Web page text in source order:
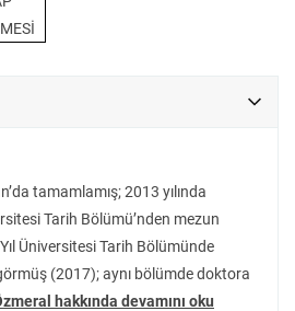
dinî telakkiler, emperyalist devletlerin güç
egemenliği ve geleceği, nüfus
hikâyenin pek az bilinen veçhelerini ele
vatandaşlık politikalarını, sınır
Filistin’deki siyonist örgütlenmeyi ve
şekillenen propaganda faaliyetlerini
Farklı görüşleri ihmal etmeyen,
bir çalışma.
tamamlamış; 2013 yılında
Tarih Bölümü’nden mezun
Üniversitesi Tarih Bölümünde
(2017); aynı bölümde doktora
hakkında devamını oku